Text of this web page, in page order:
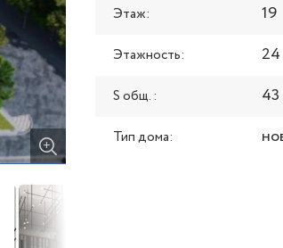
Этаж: 19
Этажность: 24
S общ. :
Тип дома: